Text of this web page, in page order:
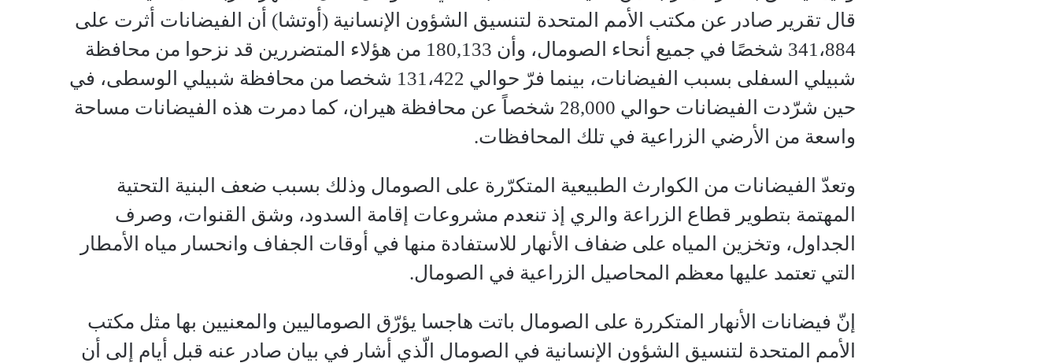
قال تقرير صادر عن مكتب الأمم المتحدة لتنسيق الشؤون الإنسانية (أوتشا) أن الفيضانات أثرت على
341،884 شخصًا في جميع أنحاء الصومال، وأن 180,133 من هؤلاء المتضررين قد نزحوا من محافظة
شبيلي السفلى بسبب الفيضانات، بينما فرّ حوالي 131،422 شخصا من محافظة شبيلي الوسطى، في
حين شرّدت الفيضانات حوالي 28,000 شخصاً عن محافظة هيران، كما دمرت هذه الفيضانات مساحة
واسعة من الأرضي الزراعية في تلك المحافظات.
وتعدّ الفيضانات من الكوارث الطبيعية المتكرّرة على الصومال وذلك بسبب ضعف البنية التحتية
المهتمة بتطوير قطاع الزراعة والري إذ تنعدم مشروعات إقامة السدود، وشق القنوات، وصرف
الجداول، وتخزين المياه على ضفاف الأنهار للاستفادة منها في أوقات الجفاف وانحسار مياه الأمطار
التي تعتمد عليها معظم المحاصيل الزراعية في الصومال.
إنّ فيضانات الأنهار المتكررة على الصومال باتت هاجسا يؤرّق الصوماليين والمعنيين بها مثل مكتب
الأمم المتحدة لتنسيق الشؤون الإنسانية في الصومال الّذي أشار في بيان صادر عنه قبل أيام إلى أن